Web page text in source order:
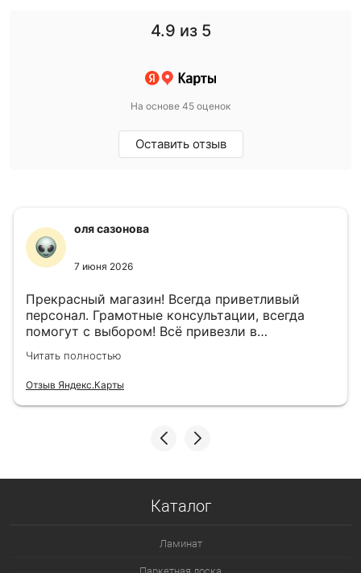
4.9 из 5
На основе 45 оценок
Оставить отзыв
оля сазонова
7 июня 2026
Прекрасный магазин! Всегда приветливый
персонал. Грамотные консультации, всегда
помогут с выбором! Всё привезли в
назначенный день!
Читать полностью
Отзыв Яндекс.Карты
Каталог
Ламинат